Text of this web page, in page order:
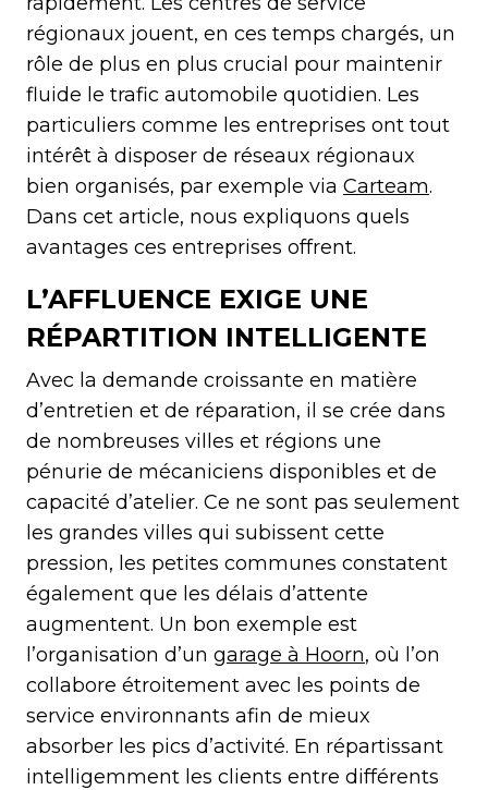
régionaux jouent, en ces temps chargés, un
rôle de plus en plus crucial pour maintenir
fluide le trafic automobile quotidien. Les
particuliers comme les entreprises ont tout
intérêt à disposer de réseaux régionaux
bien organisés, par exemple via Carteam.
Dans cet article, nous expliquons quels
avantages ces entreprises offrent.
L’AFFLUENCE EXIGE UNE
RÉPARTITION INTELLIGENTE
Avec la demande croissante en matière
d’entretien et de réparation, il se crée dans
de nombreuses villes et régions une
pénurie de mécaniciens disponibles et de
capacité d’atelier. Ce ne sont pas seulement
les grandes villes qui subissent cette
pression, les petites communes constatent
également que les délais d’attente
augmentent. Un bon exemple est
l’organisation d’un garage à Hoorn, où l’on
collabore étroitement avec les points de
service environnants afin de mieux
absorber les pics d’activité. En répartissant
intelligemment les clients entre différents